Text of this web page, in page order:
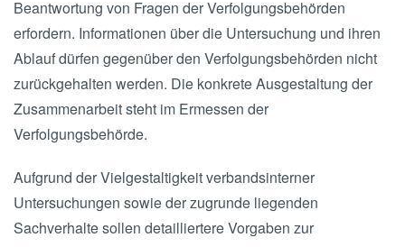
Beantwortung von Fragen der Verfolgungsbehörden
erfordern. Informationen über die Untersuchung und ihren
Ablauf dürfen gegenüber den Verfolgungsbehörden nicht
zurückgehalten werden. Die konkrete Ausgestaltung der
Zusammenarbeit steht im Ermessen der
Verfolgungsbehörde.
Aufgrund der Vielgestaltigkeit verbandsinterner
Untersuchungen sowie der zugrunde liegenden
Sachverhalte sollen detailliertere Vorgaben zur